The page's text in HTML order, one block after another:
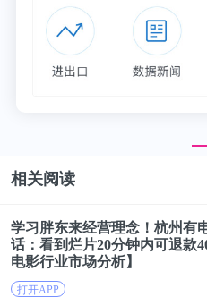
伴随着热炒，积木熊正在
程度上讲，玩潮就是在玩
木熊只有潮人和代购常
欢。但随着很多潮人网红
能晒熊。
2
相关阅读
学习胖东来经营理念！杭州有
话：看到烂片20分钟内可退款
电影行业市场分析】
打开APP